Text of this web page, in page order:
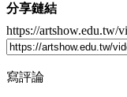
分享鏈結
https://
寫評論